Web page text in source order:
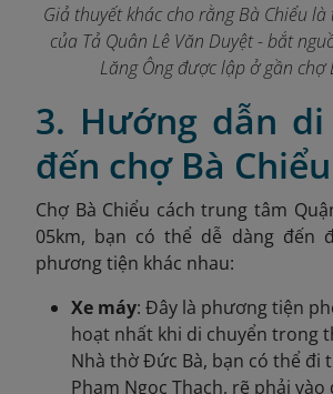
Giả thuyết khác cho rằng Bà Chiểu
của Tả Quân Lê Văn Duyệt - bắt
Lăng Ông được lập ở gần chợ
3. Hướng dẫn di
đến chợ Bà Chiểu
Chợ Bà Chiểu cách trung tâm
05km, bạn có thể dễ dàng đến
phương tiện khác nhau:
Xe máy: Đây là phương tiện
hoạt nhất khi di chuyển trong
Nhà thờ Đức Bà, bạn có thể đi
Phạm Ngọc Thạch, rẽ phải